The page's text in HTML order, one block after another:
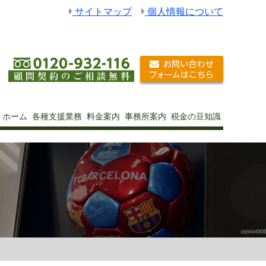
サイトマップ 個人情報について
ホーム 各種支援業務 料金案内 事務所案内 税金の豆知識